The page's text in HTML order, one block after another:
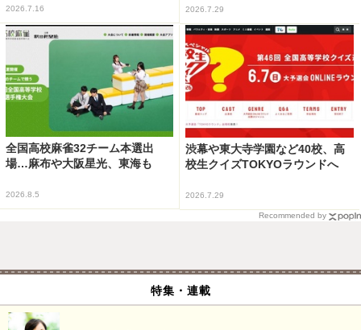
2026.7.16 2026.7.29
全国高校麻雀32チーム本選出
場…麻布や大阪星光、東海も
2026.8.5
渋幕や東大寺学園など40校、高
校生クイズTOKYOラウンドへ
2026.7.29
Recommended by
特集・連載